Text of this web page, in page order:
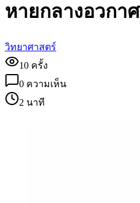
หายกลางอวกาศ
วิทยาศาสตร์
10 ครั้ง
0 ความเห็น
2 นาที